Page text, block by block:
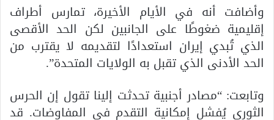
وأضافت أنه في الأيام الأخيرة، تمارس أطراف
إقليمية ضغوطًا على الجانبين لكن الحد الأقصى
الذي تُبدي إيران استعدادًا لتقديمه لا يقترب من
الحد الأدنى الذي تقبل به الولايات المتحدة”.
وتابعت: “مصادر أجنبية تحدثت إلينا تقول إن الحرس
الثوري يُفشل إمكانية التقدم في المفاوضات. قد